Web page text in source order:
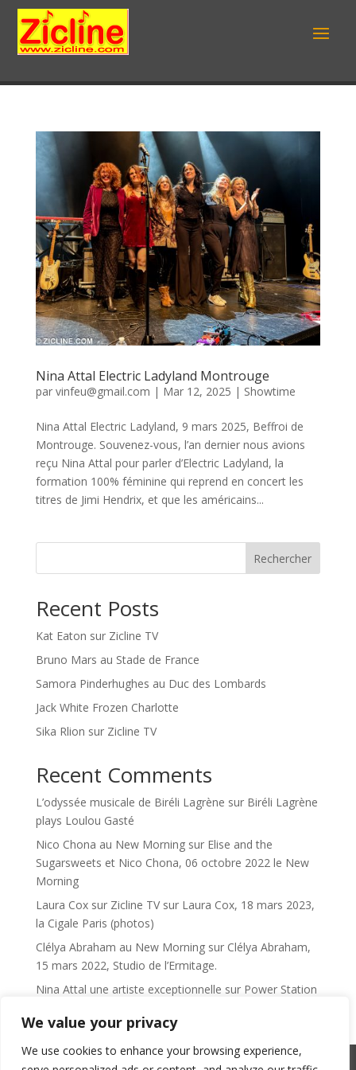
We value your privacy
We use cookies to enhance your browsing experience,
Nina Attal Electric Ladyland Montrouge
par vinfeu@gmail.com | Mar 12, 2025 | Showtime
Nina Attal Electric Ladyland, 9 mars 2025, Beffroi de
Montrouge. Souvenez-vous, l’an dernier nous avions
reçu Nina Attal pour parler d’Electric Ladyland, la
formation 100% féminine qui reprend en concert les
titres de Jimi Hendrix, et que les américains...
Rechercher
Recent Posts
Kat Eaton sur Zicline TV
Bruno Mars au Stade de France
Samora Pinderhughes au Duc des Lombards
Jack White Frozen Charlotte
Sika Rlion sur Zicline TV
Recent Comments
L’odyssée musicale de Biréli Lagrène sur Biréli Lagrène
plays Loulou Gasté
Nico Chona au New Morningsur Elise and the
Sugarsweets et Nico Chona, 06 octobre 2022 le New
Morning
Laura Cox sur Zicline TVsur Laura Cox, 18 mars 2023,
la Cigale Paris (photos)
Clélya Abraham au New Morningsur Clélya Abraham,
15 mars 2022, Studio de l’Ermitage.
Nina Attal une artiste exceptionnelle sur Power Station